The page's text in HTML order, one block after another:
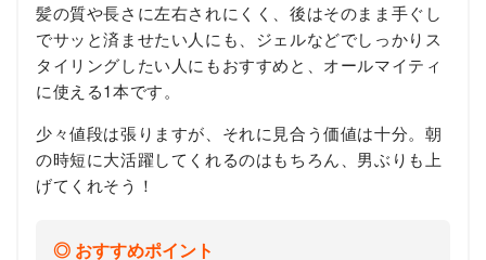
髪の質や長さに左右されにくく、後はそのまま手ぐし
でサッと済ませたい人にも、ジェルなどでしっかりス
タイリングしたい人にもおすすめと、オールマイティ
に使える1本です。
少々値段は張りますが、それに見合う価値は十分。朝
の時短に大活躍してくれるのはもちろん、男ぶりも上
げてくれそう！
おすすめポイント